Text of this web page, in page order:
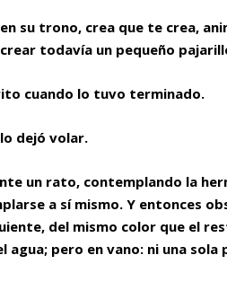
su trono, crea que te crea,
todavía un pequeño
cuando lo tuvo terminado.
dejó volar.
un rato, contemplando la
a sí mismo. Y entonces
del mismo color que el
pero en vano: ni una sola